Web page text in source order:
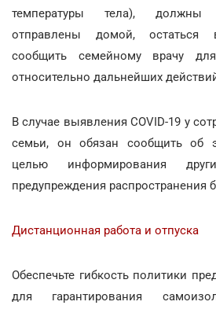
температуры тела), должны
отправлены домой,
сообщить семейному врачу
относительно дальнейших
В случае выявления COVID-19 у
семьи, он обязан сообщить об
целью информирования
предупреждения распространения
Дистанционная работа и отпуска
Обеспечьте гибкость политики
для гарантирования